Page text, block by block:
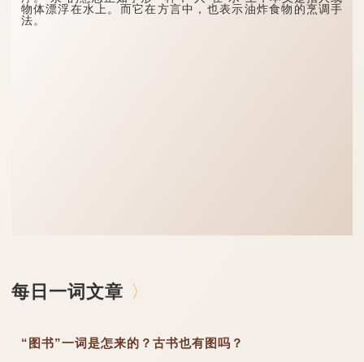
物体漂浮在水上。而它在方言中，也表示油炸食物的烹调手
法。
每日一词文章
“图书”一词是怎来的？古书也有图吗？